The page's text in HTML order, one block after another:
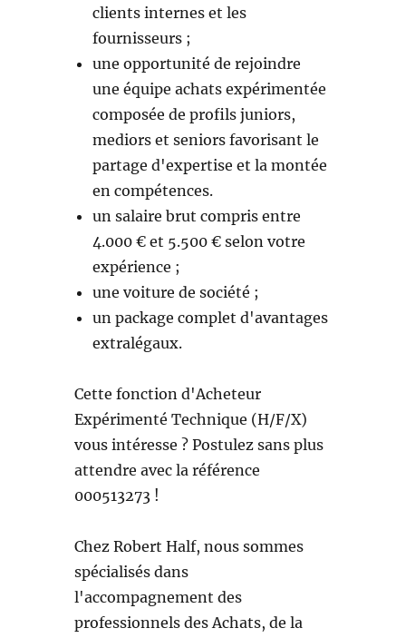
clients internes et les
fournisseurs ;
une opportunité de rejoindre
une équipe achats expérimentée
composée de profils juniors,
mediors et seniors favorisant le
partage d'expertise et la montée
en compétences.
un salaire brut compris entre
4.000 € et 5.500 € selon votre
expérience ;
une voiture de société ;
un package complet d'avantages
extralégaux.
Cette fonction d'Acheteur
Expérimenté Technique (H/F/X)
vous intéresse ? Postulez sans plus
attendre avec la référence
000513273 !
Chez Robert Half, nous sommes
spécialisés dans
l'accompagnement des
professionnels des Achats, de la